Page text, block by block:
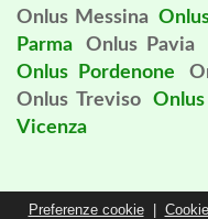
Onlus Messina
Parma
Onlus Pavia
Onlus Pordenone
Onlus Treviso
Vicenza
Preferenze cookie|